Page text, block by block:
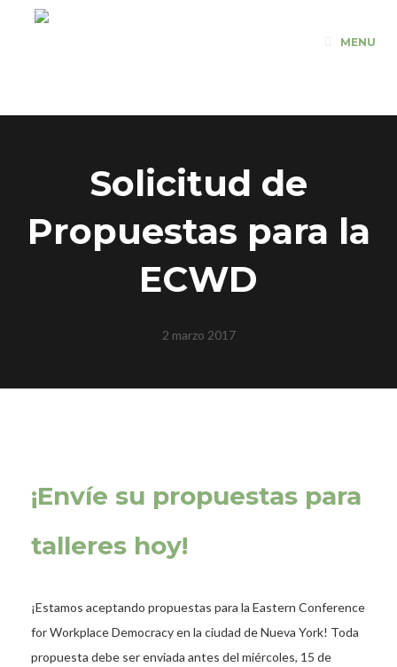
MENU
Solicitud de
Propuestas para la
ECWD
2 marzo 2017
¡Envíe su propuestas para
talleres hoy!
¡Estamos aceptando propuestas para la Eastern Conference
for Workplace Democracy en la ciudad de Nueva York! Toda
propuesta debe ser enviada antes del miércoles, 15 de